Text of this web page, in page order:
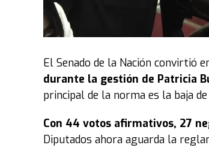
El Senado de la Nación convirtió
durante la gestión de Patricia
principal de la norma es la baja
Con 44 votos afirmativos, 27
Diputados ahora aguarda la